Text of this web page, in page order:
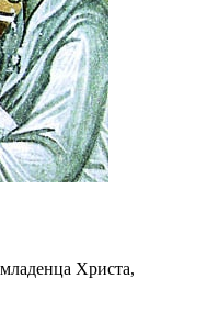
Христа,